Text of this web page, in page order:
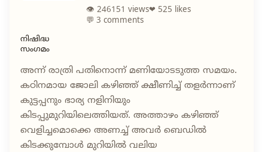
👁 246151 views❤ 525 likes
💬 3 comments
നിഷിദ്ധ
സംഗമം
അന്ന് രാത്രി പതിനൊന്ന് മണിയോടടുത്ത സമയം.
കഠിനമായ ജോലി കഴിഞ്ഞ് ക്ഷീണിച്ച് തളർന്നാണ്
കുട്ടപ്പനും ഭാര്യ നളിനിയും
കിടപ്പുമുറിയിലെത്തിയത്. അത്താഴം കഴിഞ്ഞ്
വെളിച്ചമൊക്കെ അണച്ച് അവർ ബെഡിൽ
കിടക്കുമ്പോൾ മുറിയിൽ വലിയ